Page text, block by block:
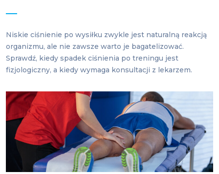
Niskie ciśnienie po wysiłku zwykle jest naturalną reakcją
organizmu, ale nie zawsze warto je bagatelizować.
Sprawdź, kiedy spadek ciśnienia po treningu jest
fizjologiczny, a kiedy wymaga konsultacji z lekarzem.